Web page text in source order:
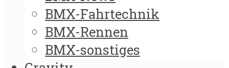
BMX-Fahrtechnik
BMX-Rennen
BMX-sonstiges